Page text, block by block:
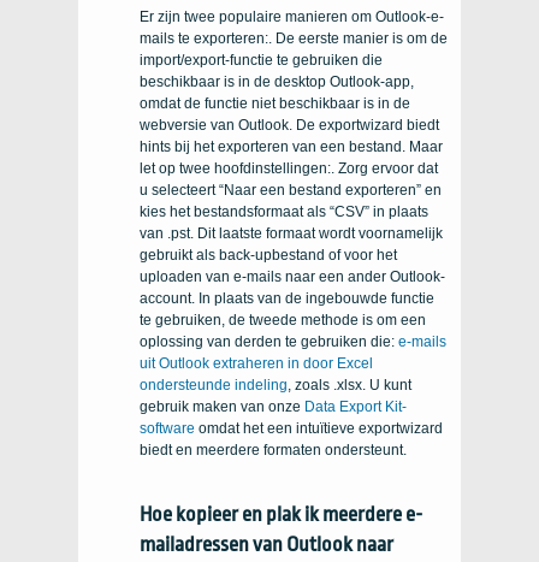
Er zijn twee populaire manieren om Outlook-e-
mails te exporteren:. De eerste manier is om de
import/export-functie te gebruiken die
beschikbaar is in de desktop Outlook-app,
omdat de functie niet beschikbaar is in de
webversie van Outlook. De exportwizard biedt
hints bij het exporteren van een bestand. Maar
let op twee hoofdinstellingen:. Zorg ervoor dat
u selecteert “Naar een bestand exporteren” en
kies het bestandsformaat als “CSV” in plaats
van .pst. Dit laatste formaat wordt voornamelijk
gebruikt als back-upbestand of voor het
uploaden van e-mails naar een ander Outlook-
account. In plaats van de ingebouwde functie
te gebruiken, de tweede methode is om een ​​
oplossing van derden te gebruiken die: e-mails
uit Outlook extraheren in door Excel
ondersteunde indeling, zoals .xlsx. U kunt
gebruik maken van onze Data Export Kit-
software omdat het een intuïtieve exportwizard
biedt en meerdere formaten ondersteunt.
Hoe kopieer en plak ik meerdere e-
mailadressen van Outlook naar